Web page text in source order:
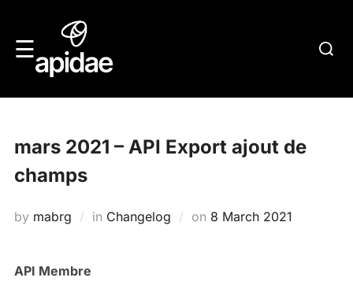
content
☰
Search
mars 2021 – API Export ajout de
champs
by mabrg in Changelog on Posted
8 March 2021
API Membre